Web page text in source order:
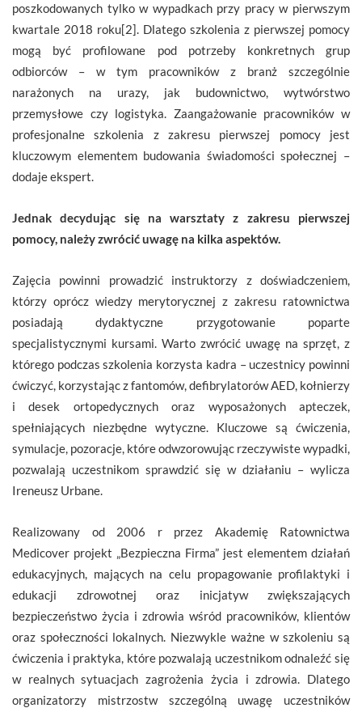
poszkodowanych tylko w wypadkach przy pracy w pierwszym
kwartale 2018 roku[2]. Dlatego szkolenia z pierwszej pomocy
mogą być profilowane pod potrzeby konkretnych grup
odbiorców – w tym pracowników z branż szczególnie
narażonych na urazy, jak budownictwo, wytwórstwo
przemysłowe czy logistyka. Zaangażowanie pracowników w
profesjonalne szkolenia z zakresu pierwszej pomocy jest
kluczowym elementem budowania świadomości społecznej –
dodaje ekspert.
Jednak decydując się na warsztaty z zakresu pierwszej
pomocy, należy zwrócić uwagę na kilka aspektów.
Zajęcia powinni prowadzić instruktorzy z doświadczeniem,
którzy oprócz wiedzy merytorycznej z zakresu ratownictwa
posiadają dydaktyczne przygotowanie poparte
specjalistycznymi kursami. Warto zwrócić uwagę na sprzęt, z
którego podczas szkolenia korzysta kadra – uczestnicy powinni
ćwiczyć, korzystając z fantomów, defibrylatorów AED, kołnierzy
i desek ortopedycznych oraz wyposażonych apteczek,
spełniających niezbędne wytyczne. Kluczowe są ćwiczenia,
symulacje, pozoracje, które odwzorowując rzeczywiste wypadki,
pozwalają uczestnikom sprawdzić się w działaniu – wylicza
Ireneusz Urbane.
Realizowany od 2006 r przez Akademię Ratownictwa
Medicover projekt „Bezpieczna Firma” jest elementem działań
edukacyjnych, mających na celu propagowanie profilaktyki i
edukacji zdrowotnej oraz inicjatyw zwiększających
bezpieczeństwo życia i zdrowia wśród pracowników, klientów
oraz społeczności lokalnych. Niezwykle ważne w szkoleniu są
ćwiczenia i praktyka, które pozwalają uczestnikom odnaleźć się
w realnych sytuacjach zagrożenia życia i zdrowia. Dlatego
organizatorzy mistrzostw szczególną uwagę uczestników